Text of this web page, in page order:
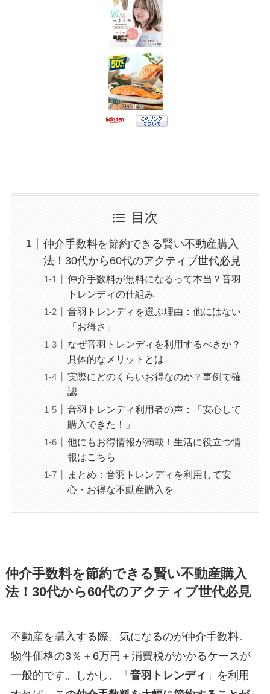
目次
仲介手数料を節約できる賢い不動産購入
法！30代から60代のアクティブ世代必見
仲介手数料が無料になるって本当？音羽
トレンディの仕組み
音羽トレンディを選ぶ理由：他にはない
「お得さ」
なぜ音羽トレンディを利用するべきか？
具体的なメリットとは
実際にどのくらいお得なのか？事例で確
認
音羽トレンディ利用者の声：「安心して
購入できた！」
他にもお得情報が満載！生活に役立つ情
報はこちら
まとめ：音羽トレンディを利用して安
心・お得な不動産購入を
仲介手数料を節約できる賢い不動産購入
法！30代から60代のアクティブ世代必見
不動産を購入する際、気になるのが仲介手数料。
物件価格の3％＋6万円＋消費税がかかるケースが
一般的です。しかし、「 音羽トレンディ 」を利用